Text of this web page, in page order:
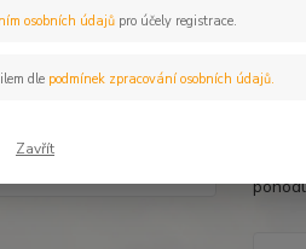
osobních údajů pro účely registrace.
dle podmínek zpracování osobních údajů.
Zavřít